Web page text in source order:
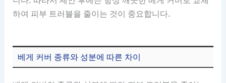
하여 피부 트러블을 줄이는 것이 중요합니다.
베게 커버 종류와 성분에 따른 차이